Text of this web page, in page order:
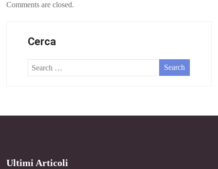
Comments are closed.
Cerca
Ultimi Articoli